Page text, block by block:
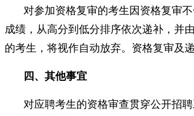
对参加资格复审的考生因资格复审
成绩，从高分到低分排序依次递补，并
的考生，将视作自动放弃。资格复审及
四、其他事宜
对应聘考生的资格审查贯穿公开招